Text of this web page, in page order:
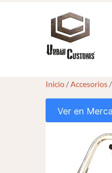
Inicio /Accesorios
Ver en